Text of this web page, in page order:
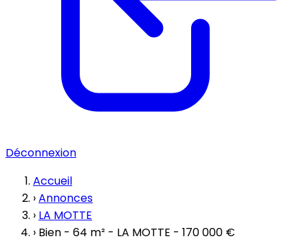
Déconnexion
Accueil
›Annonces
› LA MOTTE
› Bien - 64 m² - LA MOTTE - 170 000 €